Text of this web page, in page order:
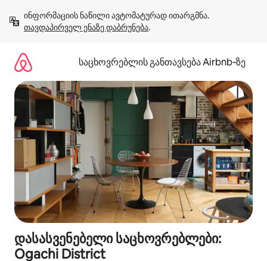
გადასვლა
თავდაპირველ ენაზე დაბრუნება.
საცხოვრებლის განთავსება Airbnb‑ზე
დასასვენებელი საცხოვრებლები:
Ogachi District